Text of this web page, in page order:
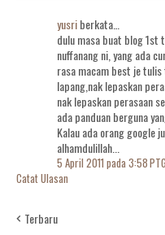
yusriberkata…
dulu masa buat blog 1st
nuffanang ni, yang ada
rasa macam best je
lapang,nak lepaskan
nak lepaskan perasaan
ada panduan berguna
Kalau ada orang google
alhamdulillah...
5 April 2011 pada 3:58 PTG
Catat Ulasan
Terbaru